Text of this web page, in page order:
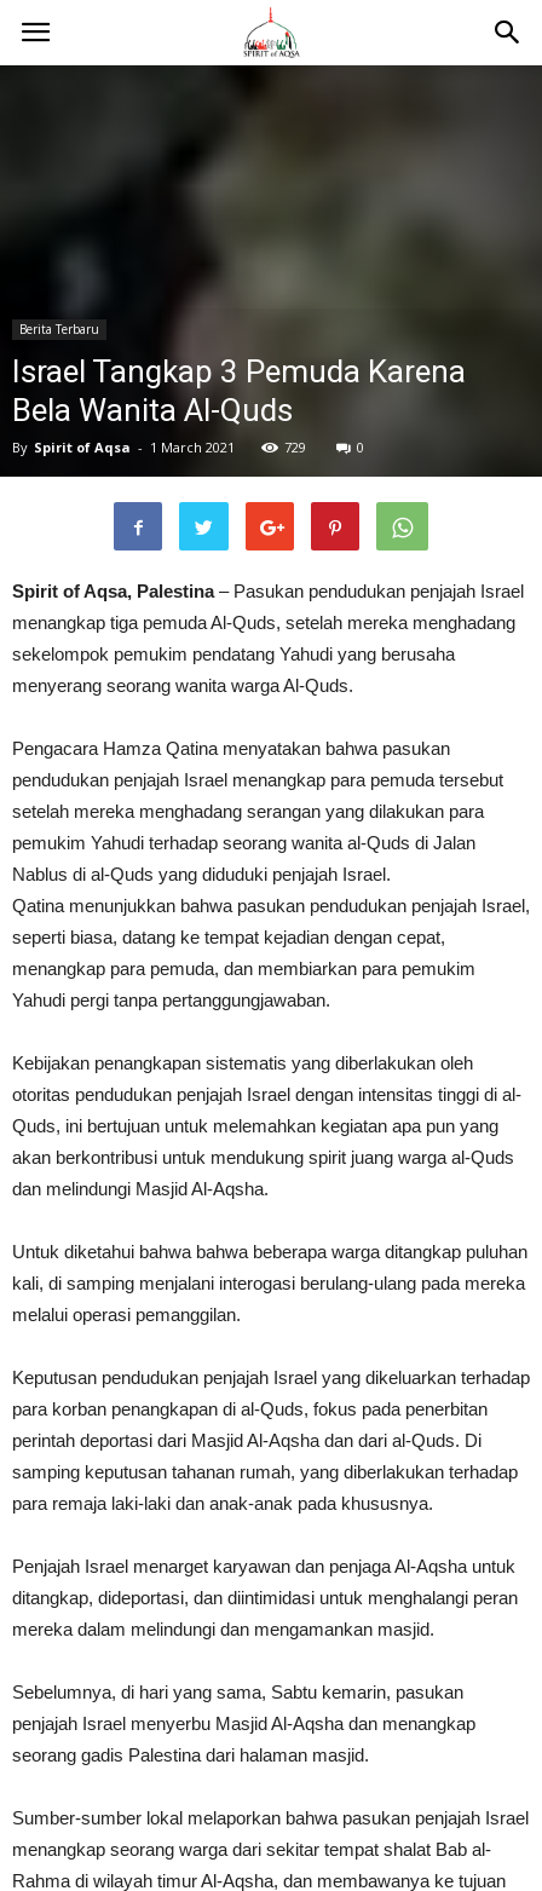
Berita Terbaru
Israel Tangkap 3 Pemuda Karena
Bela Wanita Al-Quds
By Spirit of Aqsa - 1 March 2021 729 0
Spirit of Aqsa, Palestina– Pasukan pendudukan penjajah Israel
menangkap tiga pemuda Al-Quds, setelah mereka menghadang
sekelompok pemukim pendatang Yahudi yang berusaha
menyerang seorang wanita warga Al-Quds.
Pengacara Hamza Qatina menyatakan bahwa pasukan
pendudukan penjajah Israel menangkap para pemuda tersebut
setelah mereka menghadang serangan yang dilakukan para
pemukim Yahudi terhadap seorang wanita al-Quds di Jalan
Nablus di al-Quds yang diduduki penjajah Israel.
Qatina menunjukkan bahwa pasukan pendudukan penjajah Israel,
seperti biasa, datang ke tempat kejadian dengan cepat,
menangkap para pemuda, dan membiarkan para pemukim
Yahudi pergi tanpa pertanggungjawaban.
Kebijakan penangkapan sistematis yang diberlakukan oleh
otoritas pendudukan penjajah Israel dengan intensitas tinggi di al-
Quds, ini bertujuan untuk melemahkan kegiatan apa pun yang
akan berkontribusi untuk mendukung spirit juang warga al-Quds
dan melindungi Masjid Al-Aqsha.
Untuk diketahui bahwa bahwa beberapa warga ditangkap puluhan
kali, di samping menjalani interogasi berulang-ulang pada mereka
melalui operasi pemanggilan.
Keputusan pendudukan penjajah Israel yang dikeluarkan terhadap
para korban penangkapan di al-Quds, fokus pada penerbitan
perintah deportasi dari Masjid Al-Aqsha dan dari al-Quds. Di
samping keputusan tahanan rumah, yang diberlakukan terhadap
para remaja laki-laki dan anak-anak pada khususnya.
Penjajah Israel menarget karyawan dan penjaga Al-Aqsha untuk
ditangkap, dideportasi, dan diintimidasi untuk menghalangi peran
mereka dalam melindungi dan mengamankan masjid.
Sebelumnya, di hari yang sama, Sabtu kemarin, pasukan
penjajah Israel menyerbu Masjid Al-Aqsha dan menangkap
seorang gadis Palestina dari halaman masjid.
Sumber-sumber lokal melaporkan bahwa pasukan penjajah Israel
menangkap seorang warga dari sekitar tempat shalat Bab al-
Rahma di wilayah timur Al-Aqsha, dan membawanya ke tujuan